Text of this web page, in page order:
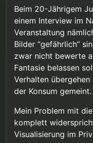
Haltung von
mit der des
das Verbot
werde ich aus
beschwert
Haltung des
sich aber auch
Dabei habe ich
unterstellt,
liest, sondern
ist: dass dieser
Satz als
langen Tabelle
aufgelistet ist.
nichts im Buch.
Gesetzgebung
gelobt, so heißt
Gesetzgebung
im internationalen
differenziert.“
@Gast sagte in
Dies ist
Haltung.
Jain. Fantasien
zugestanden,
Fantasien mit Kindern wird nicht als
Gleichzeitig
reduzieren
beworben, es
Beim 20-Jährigem
einem Interview im
Veranstaltung
Bilder “gefährlich”
zwar nicht bewerte
Fantasie belassen
Verhalten
der Konsum gemeint.
Mein Problem mit
komplett
Visualisierung im